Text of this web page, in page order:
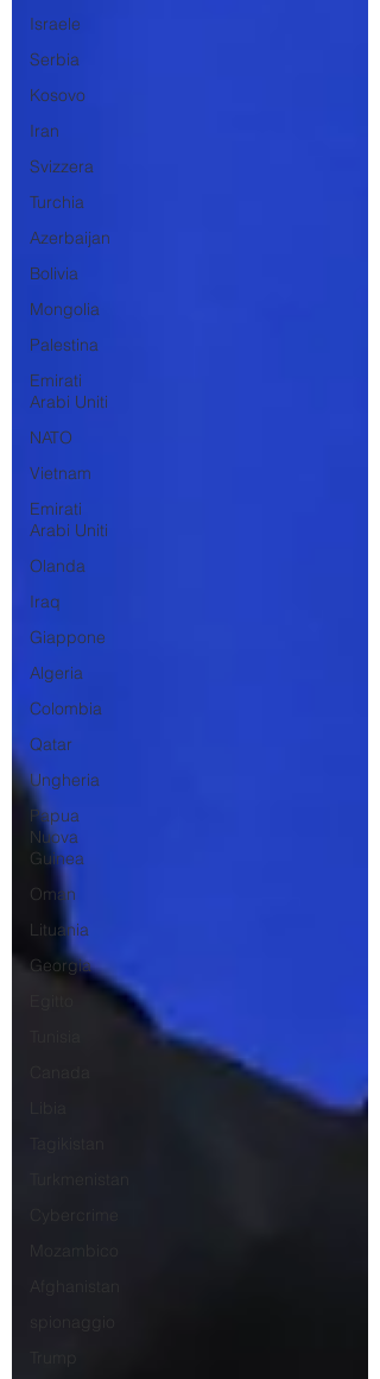
Israele
Serbia
Kosovo
Iran
Svizzera
Turchia
Azerbaijan
Bolivia
Mongolia
Palestina
Emirati
Arabi Uniti
NATO
Vietnam
Emirati
Arabi Uniti
Olanda
Iraq
Giappone
Algeria
Colombia
Qatar
Ungheria
Papua
Nuova
Guinea
Oman
Lituania
Georgia
Mozambico